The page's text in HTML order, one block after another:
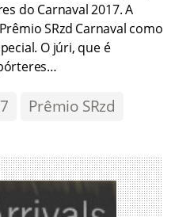
do Carnaval 2017. A
SRzd Carnaval como
O júri, que é
Prêmio SRzd